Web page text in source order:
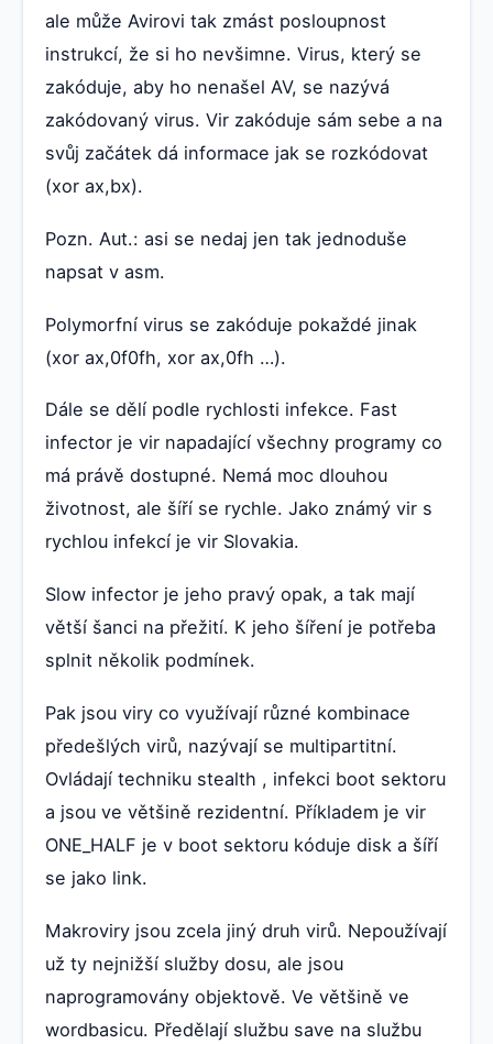
ale může Avirovi tak zmást posloupnost
instrukcí, že si ho nevšimne. Virus, který se
zakóduje, aby ho nenašel AV, se nazývá
zakódovaný virus. Vir zakóduje sám sebe a na
svůj začátek dá informace jak se rozkódovat
(xor ax,bx).
Pozn. Aut.: asi se nedaj jen tak jednoduše
napsat v asm.
Polymorfní virus se zakóduje pokaždé jinak
(xor ax,0f0fh, xor ax,0fh …).
Dále se dělí podle rychlosti infekce. Fast
infector je vir napadající všechny programy co
má právě dostupné. Nemá moc dlouhou
životnost, ale šíří se rychle. Jako známý vir s
rychlou infekcí je vir Slovakia.
Slow infector je jeho pravý opak, a tak mají
větší šanci na přežití. K jeho šíření je potřeba
splnit několik podmínek.
Pak jsou viry co využívají různé kombinace
předešlých virů, nazývají se multipartitní.
Ovládají techniku stealth , infekci boot sektoru
a jsou ve většině rezidentní. Příkladem je vir
ONE_HALF je v boot sektoru kóduje disk a šíří
se jako link.
Makroviry jsou zcela jiný druh virů. Nepoužívají
už ty nejnižší služby dosu, ale jsou
naprogramovány objektově. Ve většině ve
wordbasicu. Předělají službu save na službu